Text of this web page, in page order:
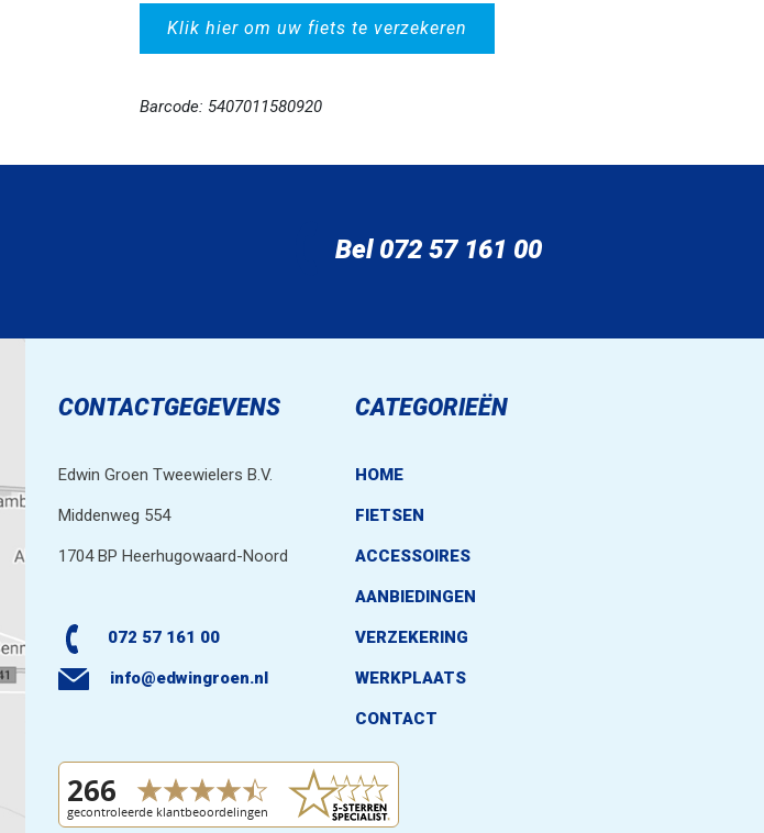
Klik hier om uw fiets te verzekeren
Barcode: 5407011580920
Bel 072 57 161 00
CONTACTGEGEVENS
Edwin Groen Tweewielers B.V.
Middenweg 554
1704 BP Heerhugowaard-Noord
072 57 161 00
info@edwingroen.nl
CATEGORIEËN
HOME
FIETSEN
ACCESSOIRES
AANBIEDINGEN
VERZEKERING
WERKPLAATS
CONTACT